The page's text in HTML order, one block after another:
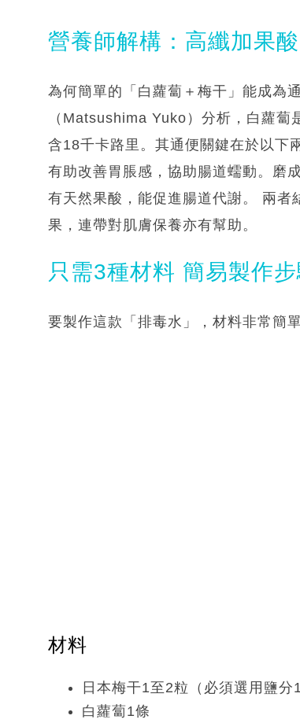
營養師解構：高纖加果
為何簡單的「白蘿蔔＋梅干」能成為
（Matsushima Yuko）分析，白蘿
含18千卡路里。其通便關鍵在於以下
有助改善胃脹感，協助腸道蠕動。磨
有天然果酸，能促進腸道代謝。 兩者
果，連帶對肌膚保養亦有幫助。
只需3種材料 簡易製作步
要製作這款「排毒水」，材料非常簡
材料
日本梅干1至2粒（必須選用鹽分
白蘿蔔1條